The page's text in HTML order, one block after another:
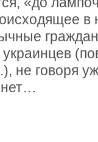
в
не говоря
нет…